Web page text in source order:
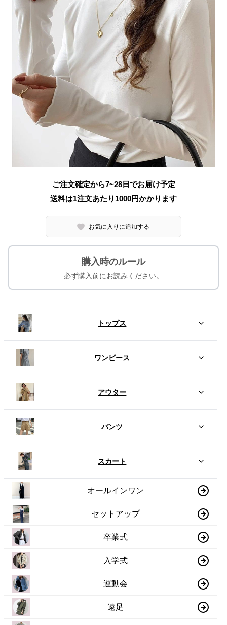
ご注文確定から7~28日でお届け予定
送料は1注文あたり 1000円かかります
お気に入りに追加する
購入時のルール
必ず購入前にお読みください。
トップス
ワンピース
アウター
パンツ
スカート
オールインワン
セットアップ
卒業式
入学式
運動会
遠足